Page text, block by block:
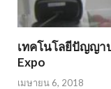
เทคโนโลยีปัญญา
Expo
เมษายน 6, 2018